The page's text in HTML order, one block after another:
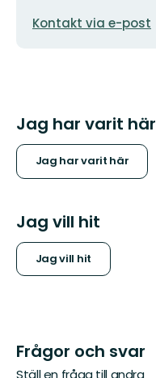
postadress
Kontakt via e-post
Jag har varit här
Jag har varit här
Jag vill hit
Jag vill hit
Frågor och svar
Ställ en fråga till andra